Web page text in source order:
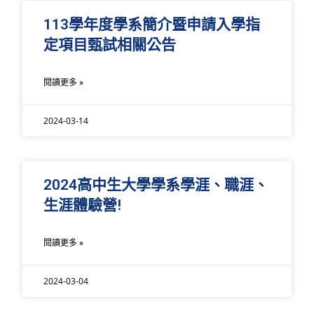
113學年度學系簡介暨申請入學指
定項目甄試相關公告
閱讀更多 »
2024-03-14
2024高中生大學學系學涯、職涯、
生涯體驗營!
閱讀更多 »
2024-03-04